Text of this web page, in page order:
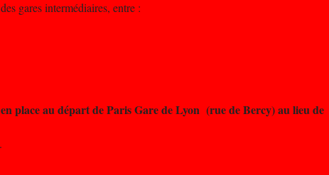
gares intermédiaires, entre :
place au départ de Paris Gare de Lyon (rue de Bercy) au lieu de